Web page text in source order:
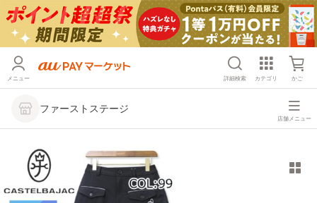
メニュー 詳細検索 カテゴリ かご
ファーストステージ
店舗メニュー